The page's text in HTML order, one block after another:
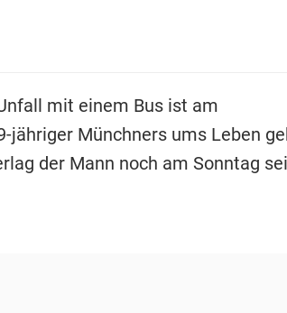
mit einem Bus ist am
jähriger Münchners ums Leben
der Mann noch am Sonntag